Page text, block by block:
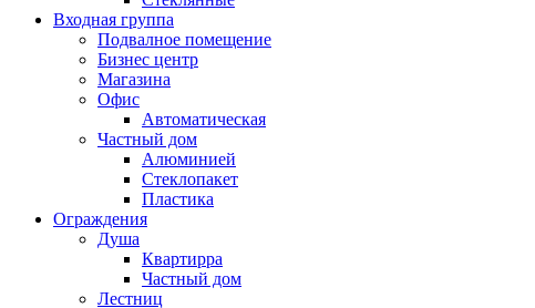
Входная группа
Подвалное помещение
Бизнес центр
Магазина
Офис
Автоматическая
Частный дом
Алюминией
Стеклопакет
Пластика
Ограждения
Душа
Квартирра
Частный дом
Лестниц